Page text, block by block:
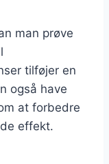
man prøve
tilføjer en
også have
at forbedre
effekt.